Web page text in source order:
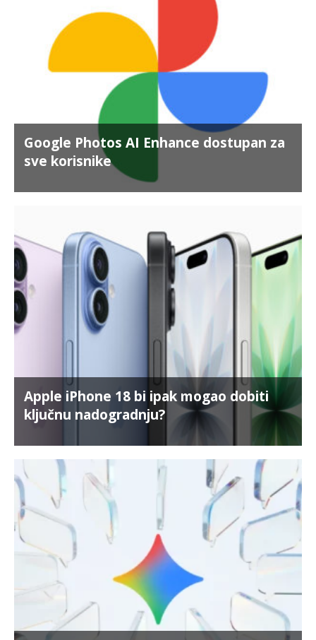
Google Photos AI Enhance dostupan za
sve korisnike
Apple iPhone 18 bi ipak mogao dobiti
ključnu nadogradnju?